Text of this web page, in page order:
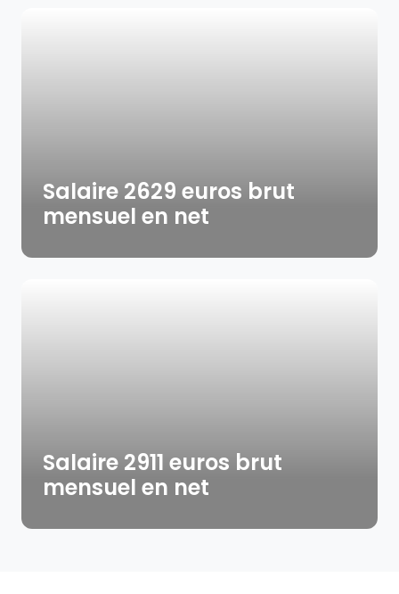
Salaire 2629 euros brut
mensuel en net
Salaire 2911 euros brut
mensuel en net